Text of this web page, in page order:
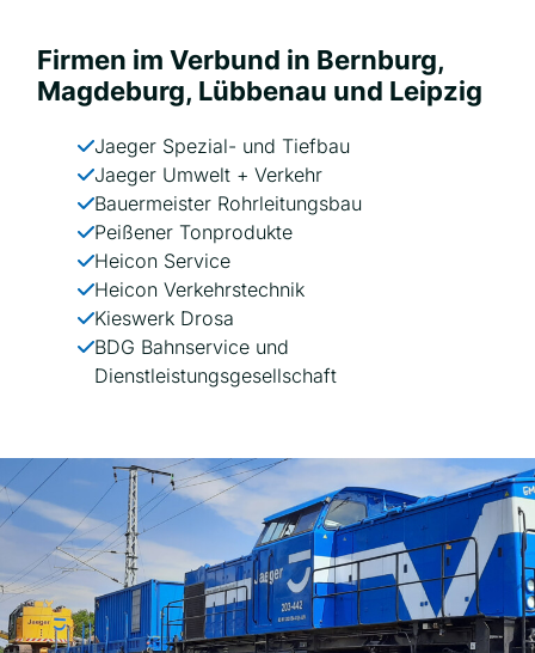
Firma schafft ein
Umfeld, in dem jeder sein volles Potenzial
entfalten kann. Zusammen streben wir nach
Firmen im Verbund in Bernburg,
Magdeburg, Lübbenau und Leipzig
Jaeger Spezial- und Tiefbau
Jaeger Umwelt + Verkehr
Bauermeister Rohrleitungsbau
Peißener Tonprodukte
Heicon Service
Heicon Verkehrstechnik
Kieswerk Drosa
BDG Bahnservice und
Dienstleistungsgesellschaft